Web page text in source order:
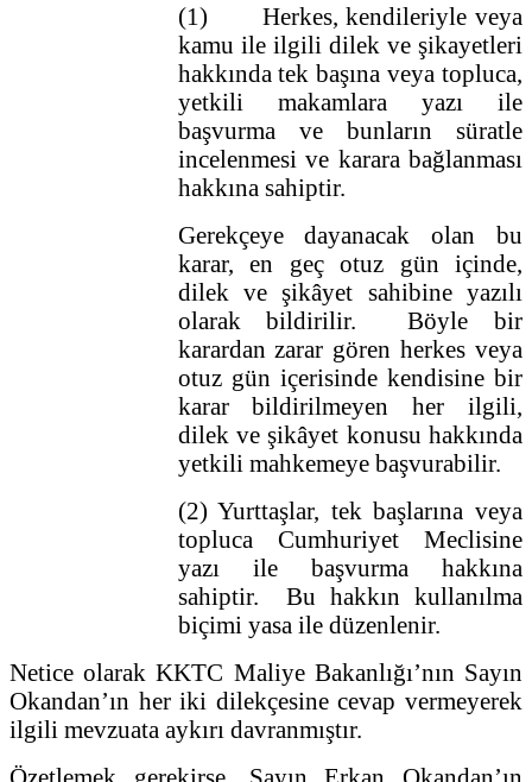
(1) Herkes, kendileriyle veya
kamu ile ilgili dilek ve şikayetleri
hakkında tek başına veya topluca,
yetkili makamlara yazı ile
başvurma ve bunların süratle
incelenmesi ve karara bağlanması
hakkına sahiptir.
Gerekçeye dayanacak olan bu
karar, en geç otuz gün içinde,
dilek ve şikâyet sahibine yazılı
olarak bildirilir. Böyle bir
karardan zarar gören herkes veya
otuz gün içerisinde kendisine bir
karar bildirilmeyen her ilgili,
dilek ve şikâyet konusu hakkında
yetkili mahkemeye başvurabilir.
(2) Yurttaşlar, tek başlarına veya
topluca Cumhuriyet Meclisine
yazı ile başvurma hakkına
sahiptir. Bu hakkın kullanılma
biçimi yasa ile düzenlenir.
Netice olarak KKTC Maliye Bakanlığı’nın Sayın
Okandan’ın her iki dilekçesine cevap vermeyerek
ilgili mevzuata aykırı davranmıştır.
Özetlemek gerekirse, Sayın Erkan Okandan’ın